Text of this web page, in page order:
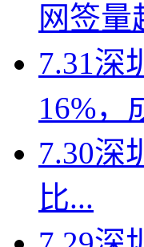
网签量
7.31深
16%，
7.30深
比...